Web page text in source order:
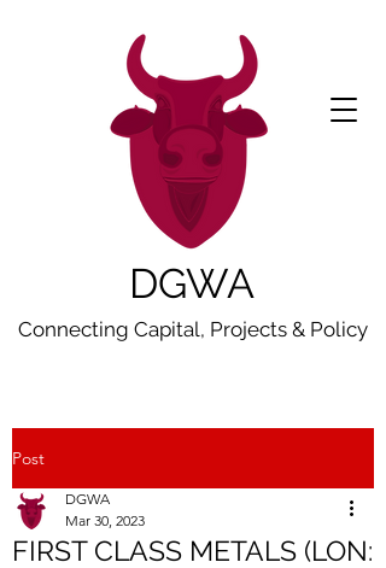
DGWA
Connecting Capital, Projects & Policy
Post
FIRST CLASS METALS (LON:
DGWA
Mar 30, 2023